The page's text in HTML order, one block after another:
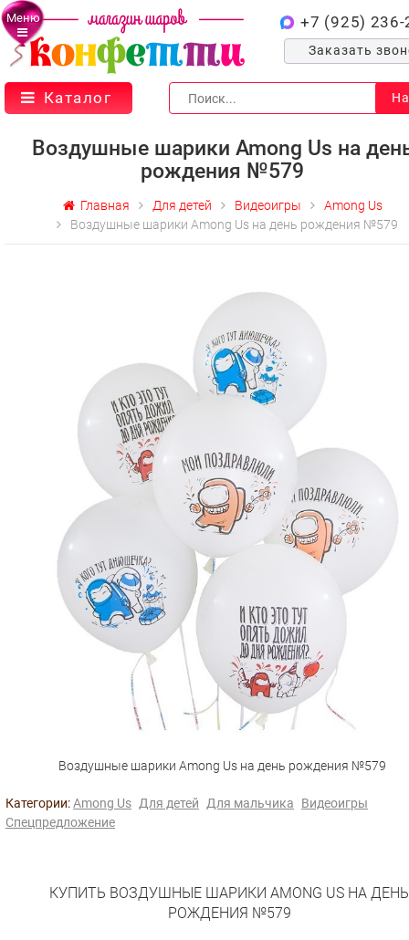
Меню +7 (925) 236-
Заказать
Каталог
Воздушные шарики Among Us на
рождения №579
Главная Для детей Видеоигры
Among Us
Воздушные шарики Among Us на день рождения №579
Воздушные шарики Among Us на день рождения №579
Категории:Among Us Для детей Для мальчика
Видеоигры
Спецпредложение
КУПИТЬ ВОЗДУШНЫЕ ШАРИКИ AMONG US НА ДЕНЬ
РОЖДЕНИЯ №579